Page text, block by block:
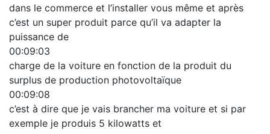
dans le commerce et l’installer vous même et après
c’est un super produit parce qu’il va adapter la
puissance de
00:09:03
charge de la voiture en fonction de la produit du
surplus de production photovoltaïque
00:09:08
c’est à dire que je vais brancher ma voiture et si par
exemple je produis 5 kilowatts et